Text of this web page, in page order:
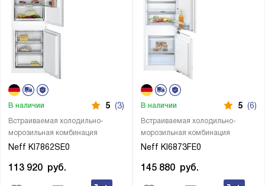
Встраиваемая холодильно-
морозильная комбинация
Neff KI7862SE0
В наличии 5 (3)
113 920 руб.
Встраиваемая холодильно-
морозильная комбинация
Neff KI6873FE0
В наличии 5 (6)
145 880 руб.